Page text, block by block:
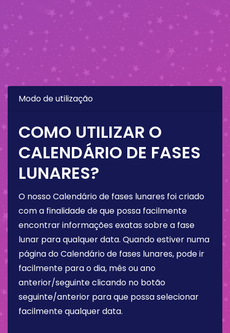
Modo de utilização
COMO UTILIZAR O
CALENDÁRIO DE FASES
LUNARES?
O nosso Calendário de fases lunares foi criado
com a finalidade de que possa facilmente
encontrar informações exatas sobre a fase
lunar para qualquer data. Quando estiver numa
página do Calendário de fases lunares, pode ir
facilmente para o dia, mês ou ano
anterior/seguinte clicando no botão
seguinte/anterior para que possa selecionar
facilmente qualquer data.